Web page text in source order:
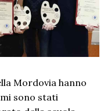
Mordovia hanno
sono stati